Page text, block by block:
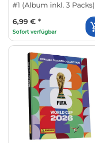
#1 (Album inkl. 3 Packs)
6,99 € *
Sofort verfügbar